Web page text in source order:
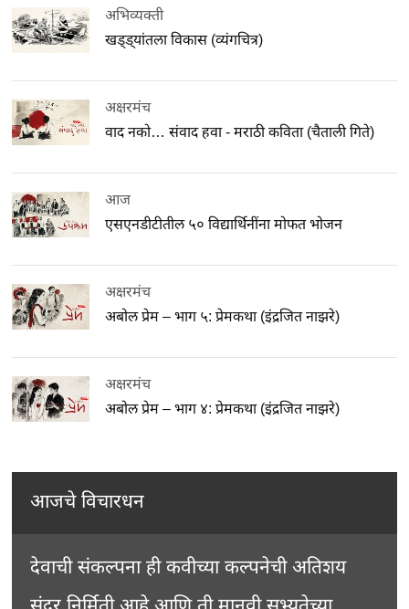
अभिव्यक्ती
खड्ड्यांतला विकास (व्यंगचित्र)
अक्षरमंच
वाद नको… संवाद हवा - मराठी कविता (चैताली गिते)
आज
एसएनडीटीतील ५० विद्यार्थिनींना मोफत भोजन
अक्षरमंच
अबोल प्रेम – भाग ५: प्रेमकथा (इंद्रजित नाझरे)
अक्षरमंच
अबोल प्रेम – भाग ४: प्रेमकथा (इंद्रजित नाझरे)
आजचे विचारधन
देवाची संकल्पना ही कवीच्या कल्पनेची अतिशय
सुंदर निर्मिती आहे आणि ती मानवी सभ्यतेच्या